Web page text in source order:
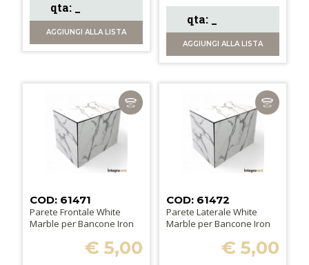
AGGIUNGIALLA LISTA
AGGIUNGI ALLA LISTA
COD: 61471
Parete Frontale White
Marble per Bancone Iron
€ 5,00
COD: 61472
Parete Laterale White
Marble per Bancone Iron
€ 5,00